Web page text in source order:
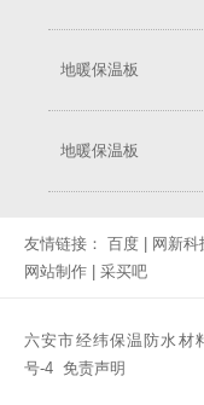
地暖保温板
地暖保温板
友情链接： 百度 网新科
网站制作
采买吧
六安市经纬保温防水
号-4 免责声明